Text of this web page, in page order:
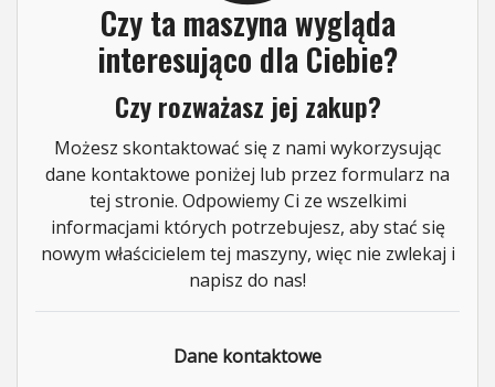
Czy ta maszyna wygląda
interesująco dla Ciebie?
Czy rozważasz jej zakup?
Możesz skontaktować się z nami wykorzysując
dane kontaktowe poniżej lub przez formularz na
tej stronie. Odpowiemy Ci ze wszelkimi
informacjami których potrzebujesz, aby stać się
nowym właścicielem tej maszyny, więc nie zwlekaj i
napisz do nas!
Dane kontaktowe